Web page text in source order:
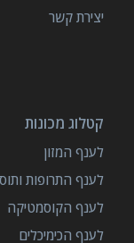
יצירת קשר
קטלוג מכונות
לענף המזון
לענף התרופות
לענף הקוסמטיקה
לענף הכימיכלים